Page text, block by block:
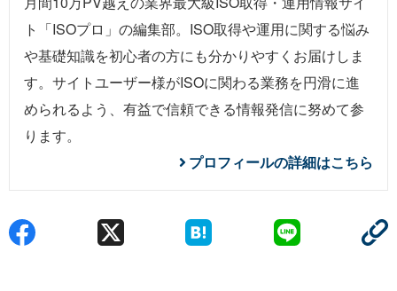
ト「ISOプロ」の編集部。ISO取得や運用に関する悩み
や基礎知識を初心者の方にも分かりやすくお届けしま
す。サイトユーザー様がISOに関わる業務を円滑に進
められるよう、有益で信頼できる情報発信に努めて参
ります。
プロフィールの詳細はこちら